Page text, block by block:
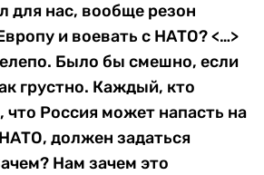
для нас, вообще резон
и воевать с НАТО? <…>
Было бы смешно, если
грустно. Каждый, кто
что Россия может напасть на
должен задаться
Нам зачем это